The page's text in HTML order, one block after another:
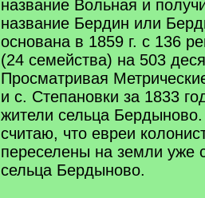
название Вольная и
название Бердин или
основана в 1859 г. с 136
(24 семейства) на 503
Просматривая
и с. Степановки за 1833
жители сельца
считаю, что евреи
переселены на земли уже
сельца Бердыново.